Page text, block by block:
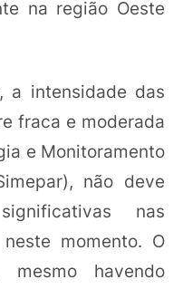
na região Oeste
a intensidade das
fraca e moderada
e Monitoramento
não deve
nas
momento. O
havendo